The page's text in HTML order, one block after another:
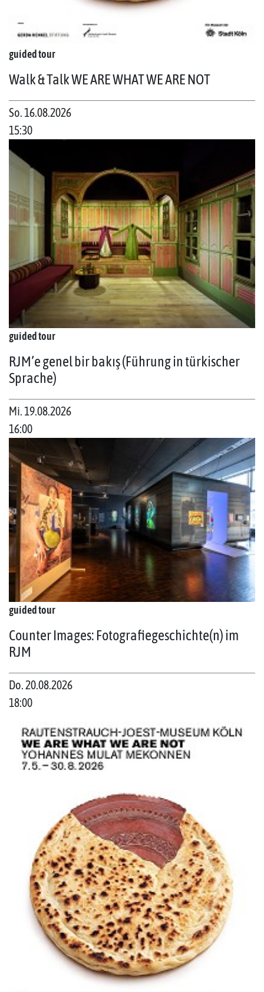
guided tour
Walk & Talk WE ARE WHAT WE ARE NOT
So. 16.08.2026
15:30
guided tour
RJM’e genel bir bakış (Führung in türkischer
Sprache)
Mi. 19.08.2026
16:00
guided tour
Counter Images: Fotografiegeschichte(n) im
RJM
Do. 20.08.2026
18:00